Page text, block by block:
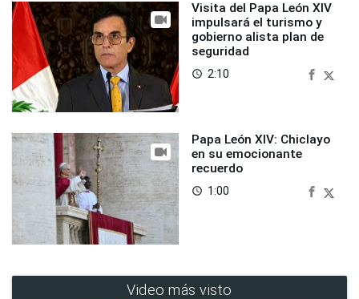
Visita del Papa León XIV
impulsará el turismo y
gobierno alista plan de
seguridad
access_time 2:10
Papa León XIV: Chiclayo
en su emocionante
recuerdo
access_time 1:00
Video más visto